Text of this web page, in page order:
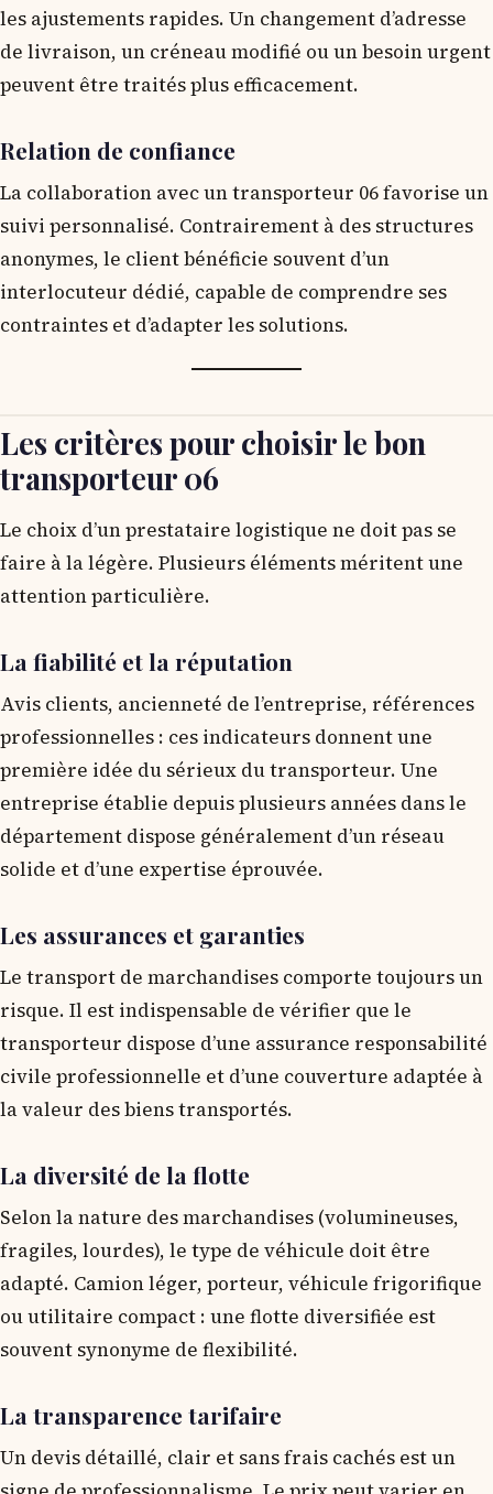
les ajustements rapides. Un changement d’adresse
de livraison, un créneau modifié ou un besoin urgent
peuvent être traités plus efficacement.
Relation de confiance
La collaboration avec un transporteur 06 favorise un
suivi personnalisé. Contrairement à des structures
anonymes, le client bénéficie souvent d’un
interlocuteur dédié, capable de comprendre ses
contraintes et d’adapter les solutions.
Les critères pour choisir le bon
transporteur 06
Le choix d’un prestataire logistique ne doit pas se
faire à la légère. Plusieurs éléments méritent une
attention particulière.
La fiabilité et la réputation
Avis clients, ancienneté de l’entreprise, références
professionnelles : ces indicateurs donnent une
première idée du sérieux du transporteur. Une
entreprise établie depuis plusieurs années dans le
département dispose généralement d’un réseau
solide et d’une expertise éprouvée.
Les assurances et garanties
Le transport de marchandises comporte toujours un
risque. Il est indispensable de vérifier que le
transporteur dispose d’une assurance responsabilité
civile professionnelle et d’une couverture adaptée à
la valeur des biens transportés.
La diversité de la flotte
Selon la nature des marchandises (volumineuses,
fragiles, lourdes), le type de véhicule doit être
adapté. Camion léger, porteur, véhicule frigorifique
ou utilitaire compact : une flotte diversifiée est
souvent synonyme de flexibilité.
La transparence tarifaire
Un devis détaillé, clair et sans frais cachés est un